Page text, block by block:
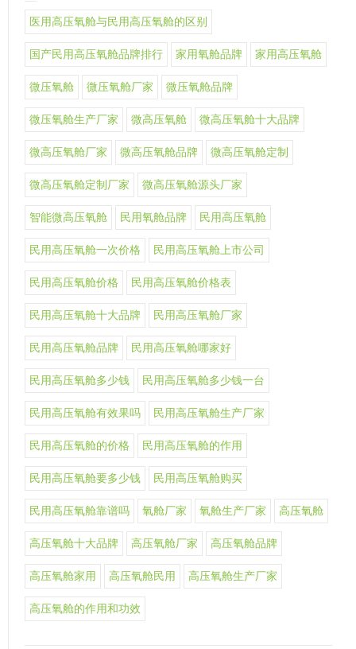
医用高压氧舱与民用高压氧舱的区别
国产民用高压氧舱品牌排行 家用氧舱品牌 家用高压氧舱
微压氧舱 微压氧舱厂家 微压氧舱品牌
微压氧舱生产厂家 微高压氧舱 微高压氧舱十大品牌
微高压氧舱厂家 微高压氧舱品牌 微高压氧舱定制
微高压氧舱定制厂家 微高压氧舱源头厂家
智能微高压氧舱 民用氧舱品牌 民用高压氧舱
民用高压氧舱一次价格 民用高压氧舱上市公司
民用高压氧舱价格 民用高压氧舱价格表
民用高压氧舱十大品牌 民用高压氧舱厂家
民用高压氧舱品牌 民用高压氧舱哪家好
民用高压氧舱多少钱 民用高压氧舱多少钱一台
民用高压氧舱有效果吗 民用高压氧舱生产厂家
民用高压氧舱的价格 民用高压氧舱的作用
民用高压氧舱要多少钱 民用高压氧舱购买
民用高压氧舱靠谱吗 氧舱厂家 氧舱生产厂家 高压氧舱
高压氧舱十大品牌 高压氧舱厂家 高压氧舱品牌
高压氧舱家用 高压氧舱民用 高压氧舱生产厂家
高压氧舱的作用和功效